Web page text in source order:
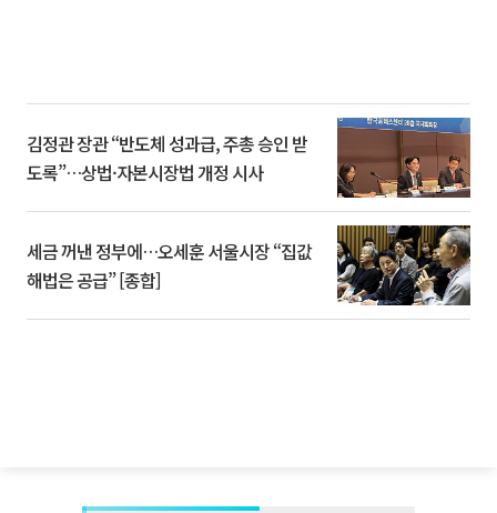
김정관 장관 “반도체 성과급, 주총 승인 받
도록”…상법·자본시장법 개정 시사
세금 꺼낸 정부에…오세훈 서울시장 “집값
해법은 공급” [종합]